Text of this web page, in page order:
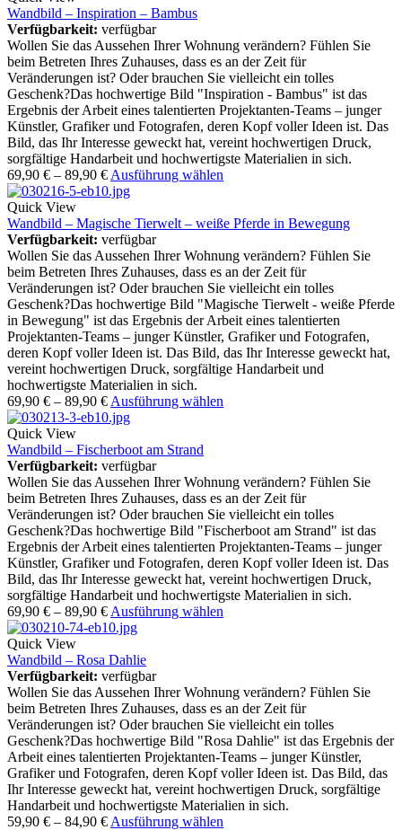
Wandbild – Inspiration – Bambus
Verfügbarkeit: verfügbar
Wollen Sie das Aussehen Ihrer Wohnung verändern? Fühlen Sie
beim Betreten Ihres Zuhauses, dass es an der Zeit für
Veränderungen ist? Oder brauchen Sie vielleicht ein tolles
Geschenk?Das hochwertige Bild "Inspiration - Bambus" ist das
Ergebnis der Arbeit eines talentierten Projektanten-Teams – junger
Künstler, Grafiker und Fotografen, deren Kopf voller Ideen ist. Das
Bild, das Ihr Interesse geweckt hat, vereint hochwertigen Druck,
sorgfältige Handarbeit und hochwertigste Materialien in sich.
69,90 € – 89,90 € Ausführung wählen
Quick View
Wandbild – Magische Tierwelt – weiße Pferde in Bewegung
Verfügbarkeit: verfügbar
Wollen Sie das Aussehen Ihrer Wohnung verändern? Fühlen Sie
beim Betreten Ihres Zuhauses, dass es an der Zeit für
Veränderungen ist? Oder brauchen Sie vielleicht ein tolles
Geschenk?Das hochwertige Bild "Magische Tierwelt - weiße Pferde
in Bewegung" ist das Ergebnis der Arbeit eines talentierten
Projektanten-Teams – junger Künstler, Grafiker und Fotografen,
deren Kopf voller Ideen ist. Das Bild, das Ihr Interesse geweckt hat,
vereint hochwertigen Druck, sorgfältige Handarbeit und
hochwertigste Materialien in sich.
69,90 € – 89,90 € Ausführung wählen
Quick View
Wandbild – Fischerboot am Strand
Verfügbarkeit: verfügbar
Wollen Sie das Aussehen Ihrer Wohnung verändern? Fühlen Sie
beim Betreten Ihres Zuhauses, dass es an der Zeit für
Veränderungen ist? Oder brauchen Sie vielleicht ein tolles
Geschenk?Das hochwertige Bild "Fischerboot am Strand" ist das
Ergebnis der Arbeit eines talentierten Projektanten-Teams – junger
Künstler, Grafiker und Fotografen, deren Kopf voller Ideen ist. Das
Bild, das Ihr Interesse geweckt hat, vereint hochwertigen Druck,
sorgfältige Handarbeit und hochwertigste Materialien in sich.
69,90 € – 89,90 € Ausführung wählen
Quick View
Wandbild – Rosa Dahlie
Verfügbarkeit: verfügbar
Wollen Sie das Aussehen Ihrer Wohnung verändern? Fühlen Sie
beim Betreten Ihres Zuhauses, dass es an der Zeit für
Veränderungen ist? Oder brauchen Sie vielleicht ein tolles
Geschenk?Das hochwertige Bild "Rosa Dahlie" ist das Ergebnis der
Arbeit eines talentierten Projektanten-Teams – junger Künstler,
Grafiker und Fotografen, deren Kopf voller Ideen ist. Das Bild, das
Ihr Interesse geweckt hat, vereint hochwertigen Druck, sorgfältige
Handarbeit und hochwertigste Materialien in sich.
59,90 € – 84,90 € Ausführung wählen